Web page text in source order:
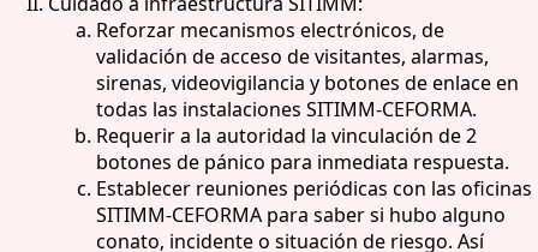
Reforzar mecanismos electrónicos, de
validación de acceso de visitantes, alarmas,
sirenas, videovigilancia y botones de enlace en
todas las instalaciones SITIMM-CEFORMA.
Requerir a la autoridad la vinculación de 2
botones de pánico para inmediata respuesta.
Establecer reuniones periódicas con las oficinas
SITIMM-CEFORMA para saber si hubo alguno
conato, incidente o situación de riesgo. Así